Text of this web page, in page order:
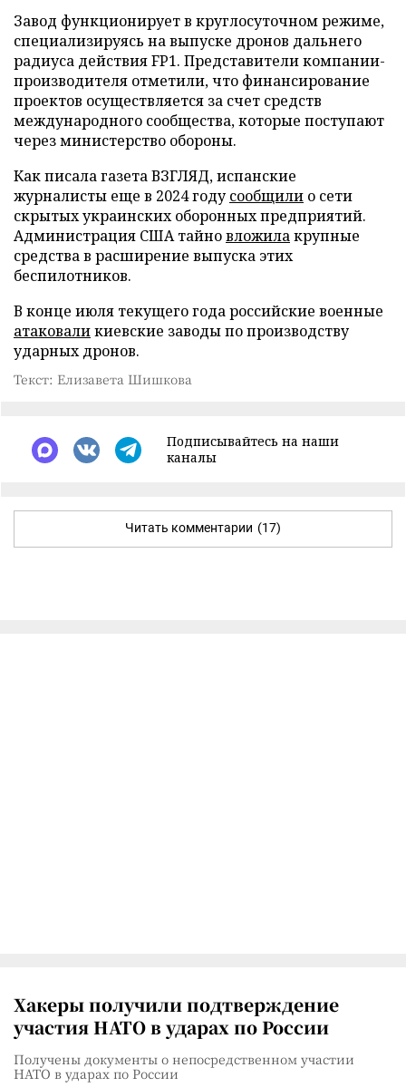
Завод функционирует в круглосуточном режиме,
специализируясь на выпуске дронов дальнего
радиуса действия FP1. Представители компании-
производителя отметили, что финансирование
проектов осуществляется за счет средств
международного сообщества, которые поступают
через министерство обороны.
Как писала газета ВЗГЛЯД, испанские
журналисты еще в 2024 годусообщили о сети
скрытых украинских оборонных предприятий.
Администрация США тайновложилакрупные
средства в расширение выпуска этих
беспилотников.
В конце июля текущего года российские военные
атаковаликиевские заводы по производству
ударных дронов.
Текст: Елизавета Шишкова
Подписывайтесь на наши
каналы
Читать комментарии (17)
Хакеры получили подтверждение
участия НАТО в ударах по России
Получены документы о непосредственном участии
НАТО в ударах по России